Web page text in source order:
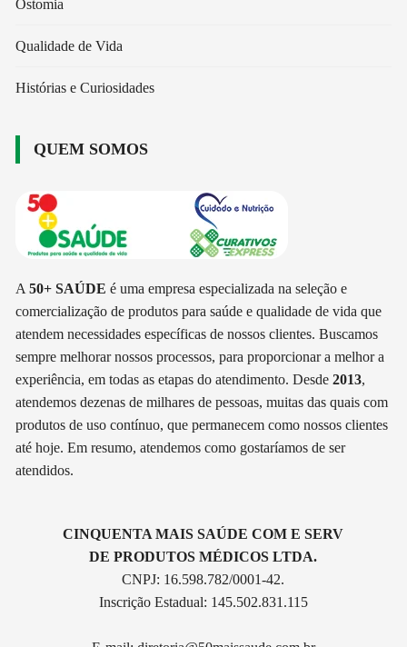
Ostomia
Qualidade de Vida
Histórias e Curiosidades
QUEM SOMOS
A50+ SAÚDE é uma empresa especializada na seleção e
comercialização de produtos para saúde e qualidade de vida que
atendem necessidades específicas de nossos clientes. Buscamos
sempre melhorar nossos processos, para proporcionar a melhor a
experiência, em todas as etapas do atendimento. Desde2013,
atendemos dezenas de milhares de pessoas, muitas das quais com
produtos de uso contínuo, que permanecem como nossos clientes
até hoje. Em resumo, atendemos como gostaríamos de ser
atendidos.
CINQUENTA MAIS SAÚDE COM E SERV
DE PRODUTOS MÉDICOS LTDA.
CNPJ: 16.598.782/0001-42.
Inscrição Estadual: 145.502.831.115